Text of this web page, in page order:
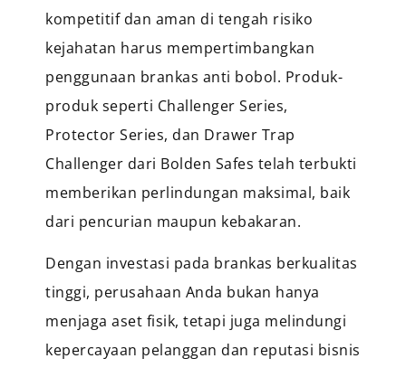
kompetitif dan aman di tengah risiko
kejahatan harus mempertimbangkan
penggunaan brankas anti bobol. Produk-
produk seperti Challenger Series,
Protector Series, dan Drawer Trap
Challenger dari Bolden Safes telah terbukti
memberikan perlindungan maksimal, baik
dari pencurian maupun kebakaran.
Dengan investasi pada brankas berkualitas
tinggi, perusahaan Anda bukan hanya
menjaga aset fisik, tetapi juga melindungi
kepercayaan pelanggan dan reputasi bisnis